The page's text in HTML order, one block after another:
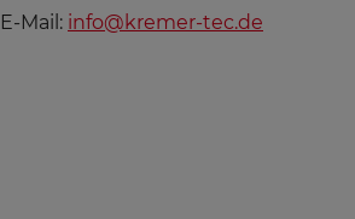
E-Mail: info@kremer-tec.de